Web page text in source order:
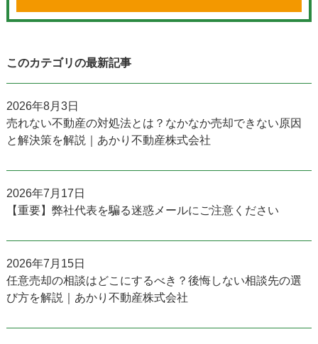
このカテゴリの最新記事
2026年8月3日
売れない不動産の対処法とは？なかなか売却できない原因
と解決策を解説｜あかり不動産株式会社
2026年7月17日
【重要】弊社代表を騙る迷惑メールにご注意ください
2026年7月15日
任意売却の相談はどこにするべき？後悔しない相談先の選
び方を解説｜あかり不動産株式会社